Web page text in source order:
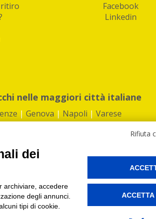
Facebook
Linkedin
nelle maggiori città italiane
| Genova | Napoli | Varese
|Whistleblowing|Privacy|Preferenze Cookies
per ritirare i tuoi acquisti online e spedire i tuoi
Rifiuta
dei
archiviare, accedere
degli annunci.
tipi di cookie.
ACCETTA